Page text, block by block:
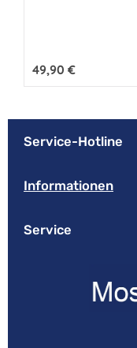
Regulärer Preis:
49,90 €
Service-Hotline
Informationen
Service